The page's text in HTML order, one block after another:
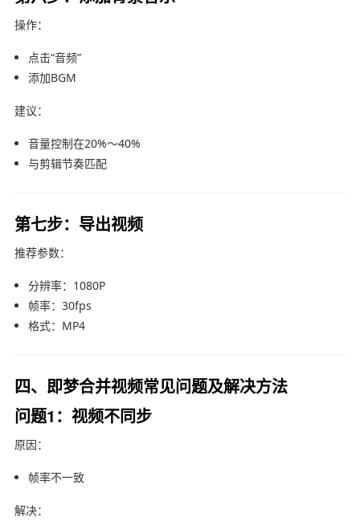
操作：
点击“音频”
添加BGM
建议：
音量控制在20%～40%
与剪辑节奏匹配
第七步：导出视频
推荐参数：
分辨率：1080P
帧率：30fps
格式：MP4
四、即梦合并视频常见问题及解决方法
问题1：视频不同步
原因：
帧率不一致
解决：